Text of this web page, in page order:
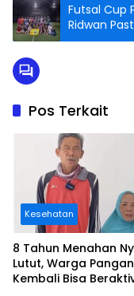
Futsal Cup
Ridwan
Pos Terkait
Kesehatan
8 Tahun Menahan
Lutut, Warga
Kembali Bisa